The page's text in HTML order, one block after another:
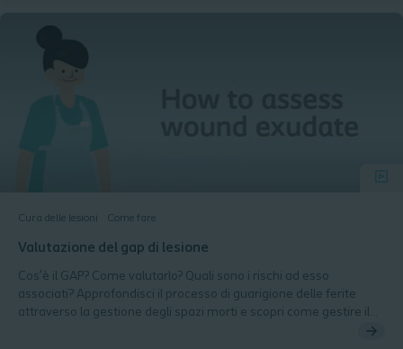
Cura delle lesioni Come fare
Valutazione del gap di lesione
Cos’è il GAP? Come valutarlo? Quali sono i rischi ad esso
associati? Approfondisci il processo di guarigione delle ferite
attraverso la gestione degli spazi morti e scopri come gestire il